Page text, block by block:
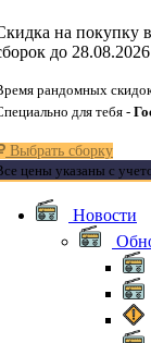
на покупку
до 28.08.2026
рандомных
для тебя -
Выбрать сборку
цены указаны с
Новости